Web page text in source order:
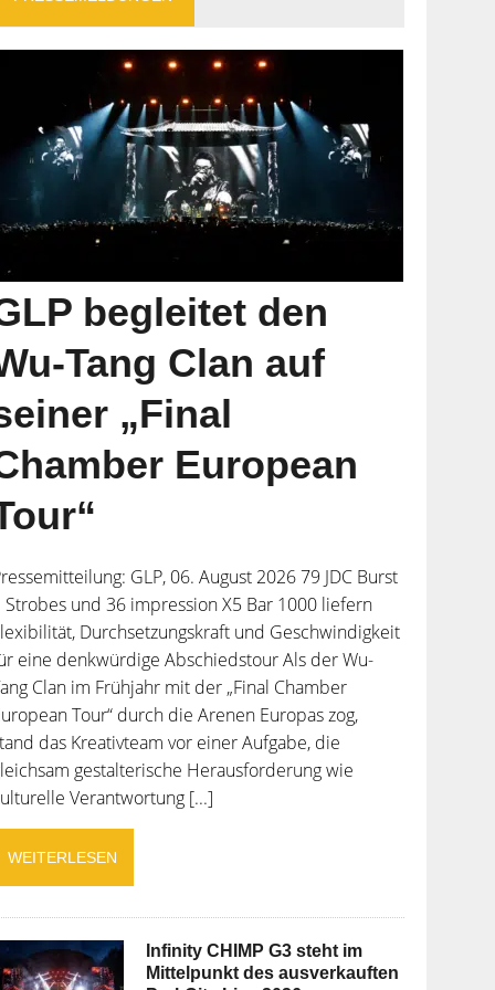
begleitet den
Tang Clan auf
„Final
European
GLP, 06. August 2026 79 JDC Burst
Strobes und 36 impression X5 Bar 1000 liefern
Durchsetzungskraft und Geschwindigkeit
eine denkwürdige Abschiedstour Als der Wu-
Clan im Frühjahr mit der „Final Chamber
Tour“ durch die Arenen Europas zog,
das Kreativteam vor einer Aufgabe, die
gestalterische Herausforderung wie
Verantwortung [...]
WEITERLESEN
Infinity CHIMP G3 steht im
Mittelpunkt des ausverkauften